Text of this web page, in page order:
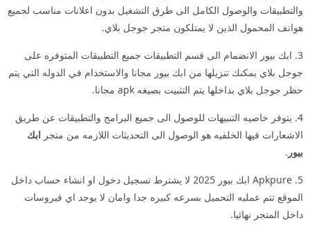
والتطبيقات والوصول الكامل الى طرق التشغيل بدون اعلانات مناسب لجميع
هواتف المحمول الذين لا يمتلكون متجر جوجل بلاي.
3. ابك بيور الانضمام الى قسم التطبيقات جميع التطبيقات المتوفره على
جوجل بلاي يمكنك تنزيلها من ابك بيور مجانا والاستخدام في الدوله التي يتم
حظر جوجل بلاي بداخلها يتم التثبيت بصيغه apk مجانا.
4. يتوفر خاصيه التنبيهات للوصول الى جميع البرامج والتطبيقات عن طريق
الاشعارات فيها الخلفيه هو الوصول الى التحديثات اللازمه من متجر ابك
بيور .
5. Apkpure ابك بيور 2025 لا يشترط تسجيل دخول او انشاء حساب داخل
الموقع تتم عمليه التحميل بسرعه كبيره جدا وامان لا يوجد اي فيروسات
داخل المتجر نهائيا.